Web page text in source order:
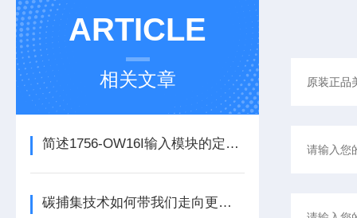
ARTICLE
相关文章
简述1756-OW16I输入模块的定期维护保养建议
碳捕集技术如何带我们走向更洁净的未来？